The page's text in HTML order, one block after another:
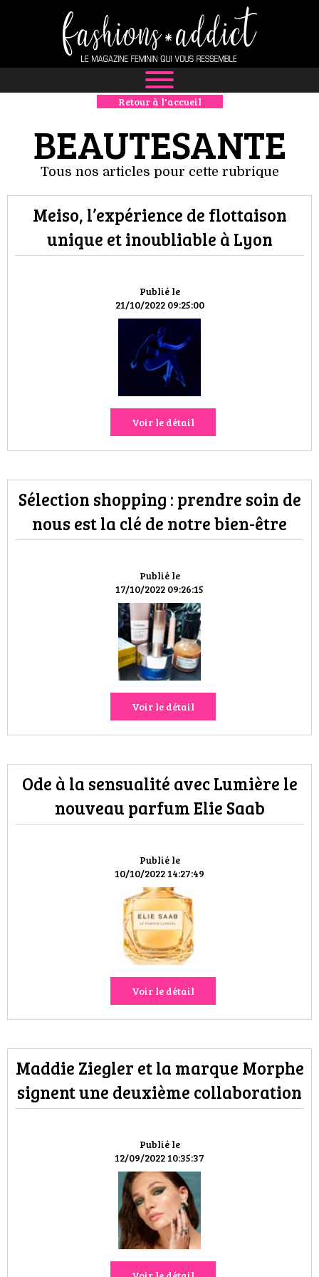
NEWS
MODE
LUXE
DÉFILÉS
BOUTIQUE
CULTURE
HIGH TECH
MAISON
AUTO
LIEUX TENDANCES
MODE DE RUE
JEUNES CRÉATEURS
HISTOIRE DES MARQUES
DÉCO
VOYAGES & LOISIRS
Retour à l'accueil
BEAUTESANTE
Tous nos articles pour cette rubrique
Publié le
21/10/2022 09:25:00
Meiso, l’expérience de flottaison
unique et inoubliable à Lyon
Voir le détail
Publié le
17/10/2022 09:26:15
Sélection shopping : prendre soin de
nous est la clé de notre bien-être
Voir le détail
Publié le
10/10/2022 14:27:49
Ode à la sensualité avec Lumière le
nouveau parfum Elie Saab
Voir le détail
Publié le
12/09/2022 10:35:37
Maddie Ziegler et la marque Morphe
signent une deuxième collaboration